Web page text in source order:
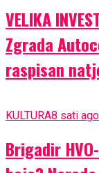
VELIKA
Zgrada
raspisan
KULTURA8 sati ago
Brigadir